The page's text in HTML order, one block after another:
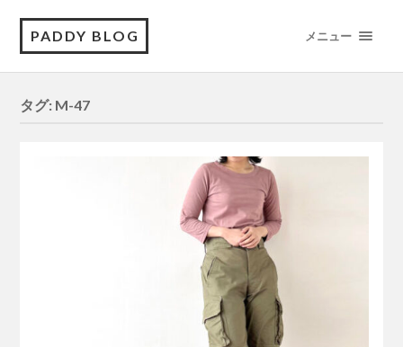
PADDY BLOG メニュー
タグ: M-47